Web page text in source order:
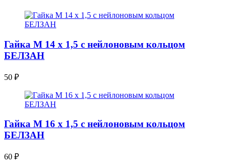
Гайка М 14 х 1,5 с нейлоновым кольцом
БЕЛЗАН
50 ₽
Гайка М 16 х 1,5 с нейлоновым кольцом
БЕЛЗАН
60 ₽